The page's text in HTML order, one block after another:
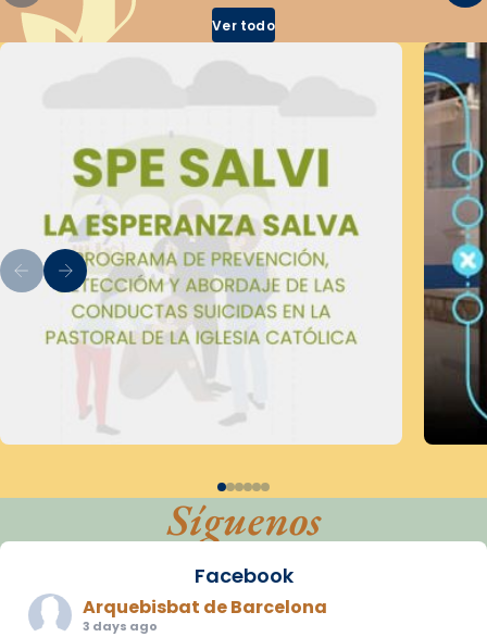
Ver todo
Síguenos
Facebook
Arquebisbat de Barcelona
3 days ago